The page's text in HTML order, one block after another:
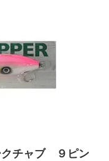
クチャブ ９ピン